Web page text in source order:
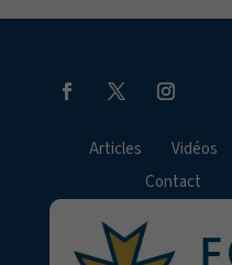
Articles Vidéos
Contact